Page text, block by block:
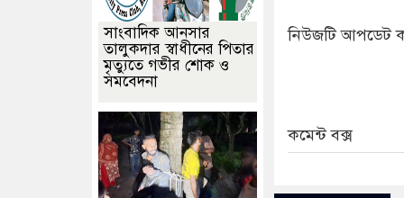
নিউজটি আপডেট
কমেন্ট বক্স
সাংবাদিক আনসার
তালুকদার স্বাধীনের পিতার
মৃত্যুতে গভীর শোক ও
সমবেদনা